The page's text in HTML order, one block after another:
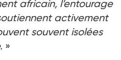
africain, l’entourage
activement
souvent isolées
»